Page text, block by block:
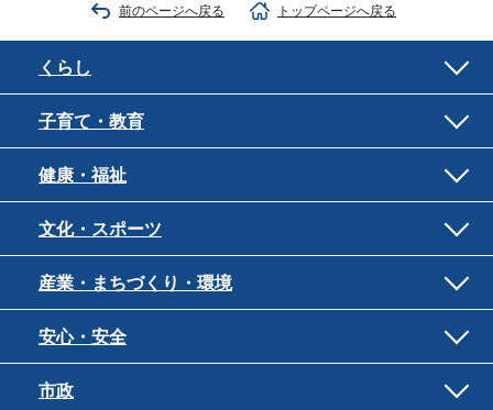
前のページへ戻る トップページへ戻る
くらし
子育て・教育
健康・福祉
文化・スポーツ
産業・まちづくり・環境
安心・安全
市政